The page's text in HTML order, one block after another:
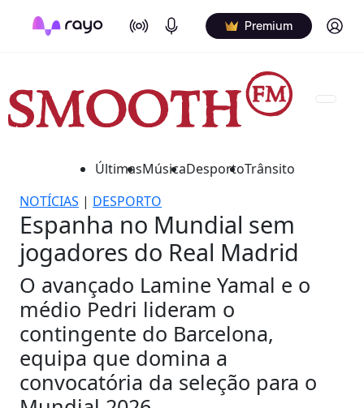
On Air Podcasts Premium Log in
ÚltimasMúsicaDesportoTrânsito
NOTÍCIAS | DESPORTO
Espanha no Mundial sem
jogadores do Real Madrid
O avançado Lamine Yamal e o
médio Pedri lideram o
contingente do Barcelona,
equipa que domina a
convocatória da seleção para o